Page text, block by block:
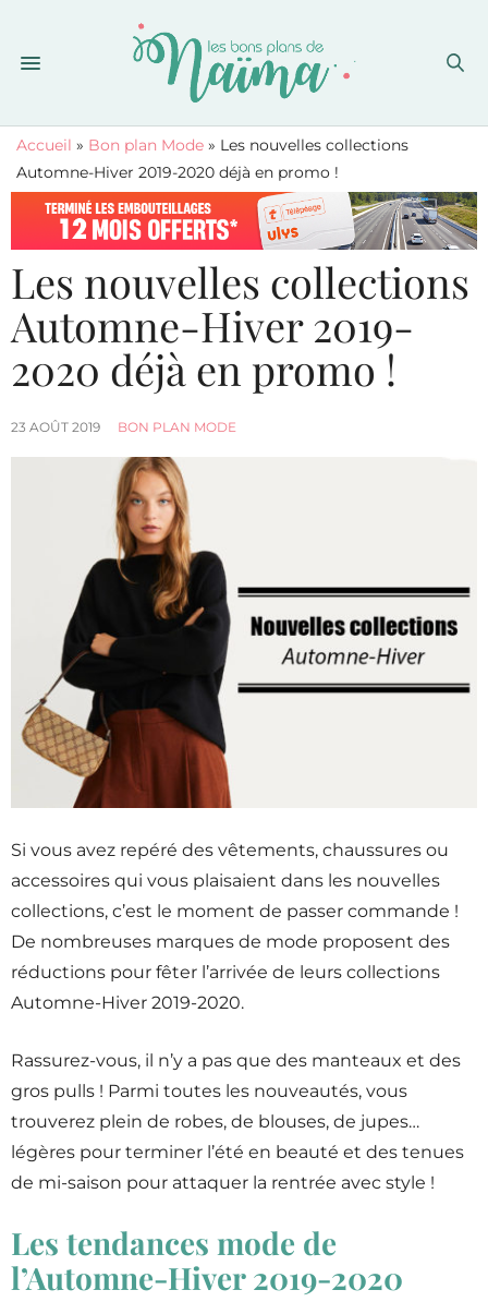
Accueil » Bon plan Mode » Les nouvelles collections
Automne-Hiver 2019-2020 déjà en promo !
Les nouvelles collections
Automne-Hiver 2019-
2020 déjà en promo !
23 AOÛT 2019 BON PLAN MODE
Si vous avez repéré des vêtements, chaussures ou
accessoires qui vous plaisaient dans les nouvelles
collections, c’est le moment de passer commande !
De nombreuses marques de mode proposent des
réductions pour fêter l’arrivée de leurs collections
Automne-Hiver 2019-2020.
Rassurez-vous, il n’y a pas que des manteaux et des
gros pulls ! Parmi toutes les nouveautés, vous
trouverez plein de robes, de blouses, de jupes…
légères pour terminer l’été en beauté et des tenues
de mi-saison pour attaquer la rentrée avec style !
Les tendances mode de
l’Automne-Hiver 2019-2020